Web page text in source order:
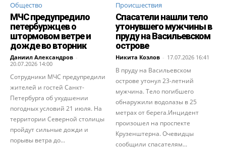
Общество
МЧС предупредило
петербуржцев о
штормовом ветре и
дожде во вторник
Даниил Александров -
20.07.2026 14:00
Сотрудники МЧС предупредили
жителей и гостей Санкт-
Петербурга об ухудшении
погодных условий 21 июля. На
территории Северной столицы
пройдут сильные дожди и
порывы ветра до...
Происшествия
Спасатели нашли тело
утонувшего мужчины в
пруду на Васильевском
острове
Никита Козлов - 17.07.2026 16:41
В пруду на Васильевском
острове утонул 23-летний
мужчина. Тело погибшего
обнаружили водолазы в 25
метрах от берега.Инцидент
произошел на проспекте
Крузенштерна. Очевидцы
сообщили спасателям...